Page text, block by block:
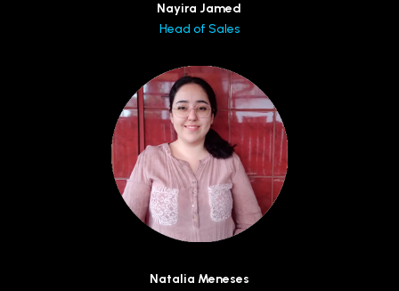
Nayira Jamed
Head of Sales
Natalia Meneses